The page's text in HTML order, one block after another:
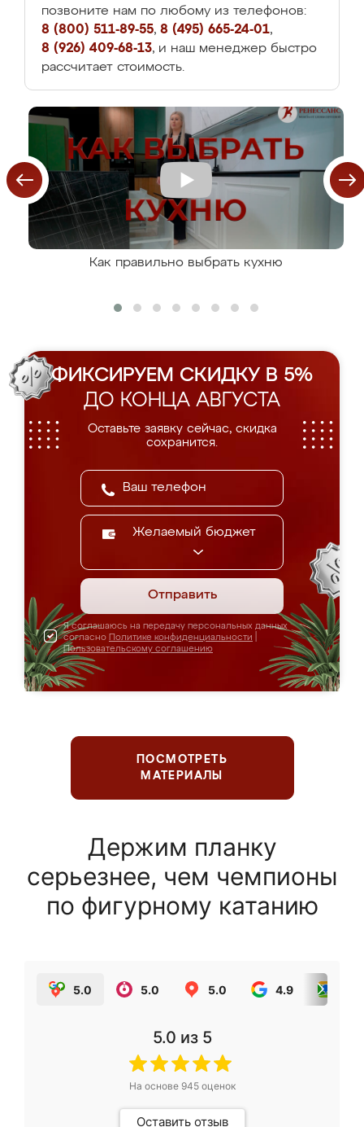
позвоните нам по любому из телефонов:
8 (800) 511-89-55, 8 (495) 665-24-01,
8 (926) 409-68-13, и наш менеджер быстро
рассчитает стоимость.
Как правильно выбрать кухню
ФИКСИРУЕМ СКИДКУ В 5%
ДО КОНЦА АВГУСТА
Оставьте заявку сейчас, скидка
сохранится.
Желаемый бюджет
Отправить
Я соглашаюсь на передачу персональных данных
согласно Политике конфиденциальности
Пользовательскому соглашению
ПОСМОТРЕТЬ
МАТЕРИАЛЫ
Держим планку
серьезнее, чем чемпионы
по фигурному катанию
5.0 5.0 5.0 4.9
5.0 из 5
На основе 945оценок
Оставить отзыв